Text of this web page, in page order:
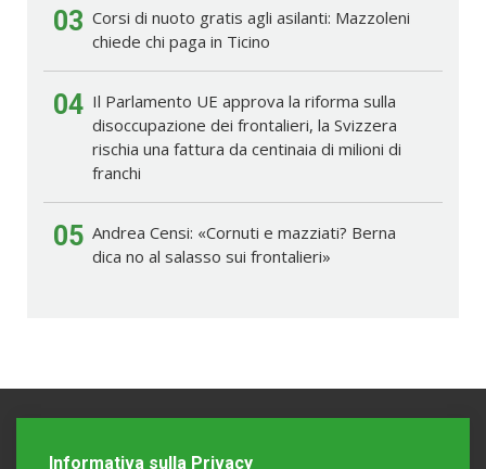
03 Corsi di nuoto gratis agli asilanti: Mazzoleni
chiede chi paga in Ticino
04 Il Parlamento UE approva la riforma sulla
disoccupazione dei frontalieri, la Svizzera
rischia una fattura da centinaia di milioni di
franchi
05 Andrea Censi: «Cornuti e mazziati? Berna
dica no al salasso sui frontalieri»
Informativa sulla Privacy